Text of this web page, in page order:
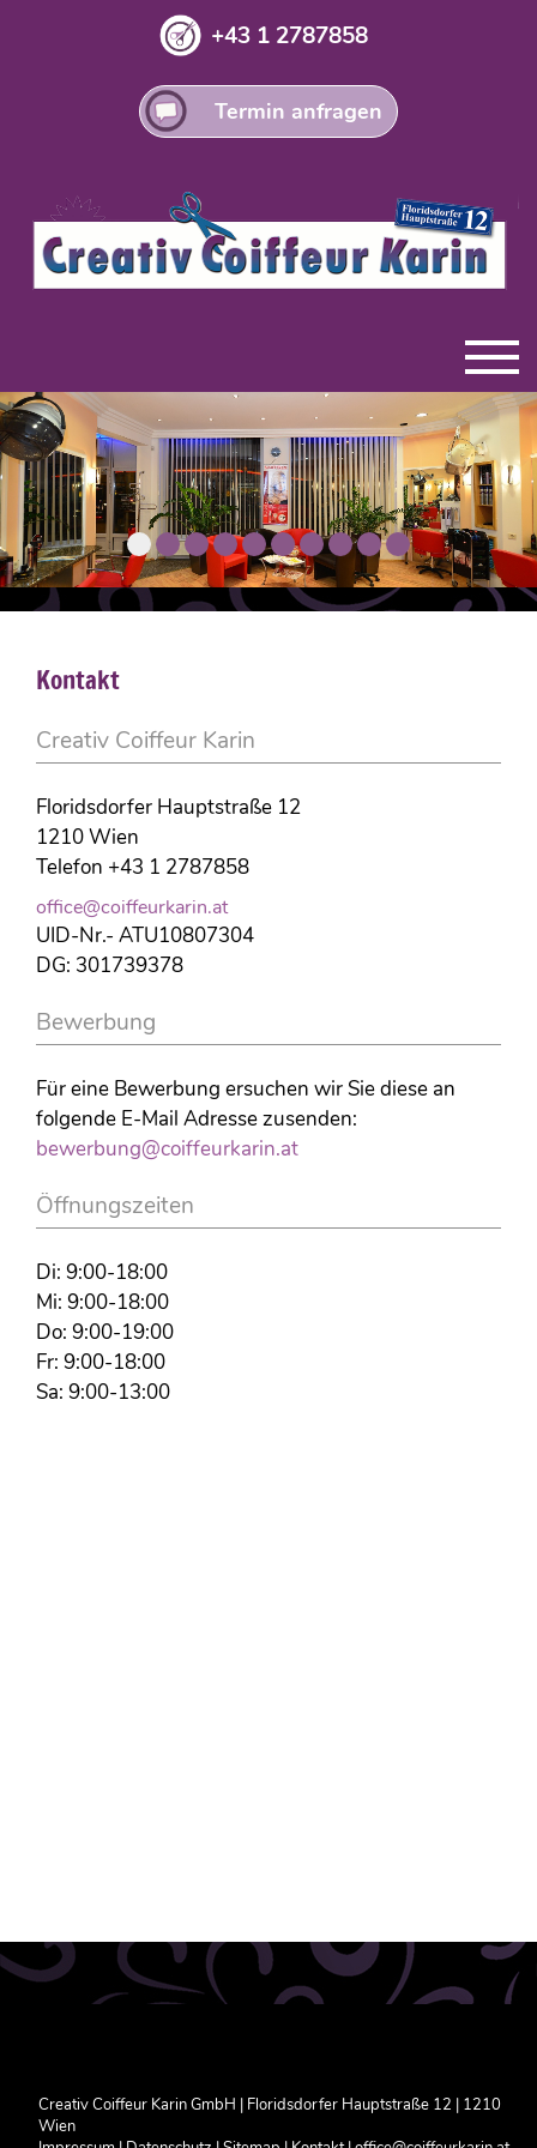
+43 1 2787858
Termin anfragen
Kontakt
Creativ Coiffeur Karin
Floridsdorfer Hauptstraße 12
1210 Wien
Telefon +43 1 2787858
office@coiffeurkarin.at
UID-Nr.- ATU10807304
DG: 301739378
Bewerbung
Für eine Bewerbung ersuchen wir Sie diese an
folgende E-Mail Adresse zusenden:
bewerbung@coiffeurkarin.at
Öffnungszeiten
Di: 9:00-18:00
Mi: 9:00-18:00
Do: 9:00-19:00
Fr: 9:00-18:00
Sa: 9:00-13:00
Creativ Coiffeur Karin GmbH | Floridsdorfer Hauptstraße 12 | 1210
Wien